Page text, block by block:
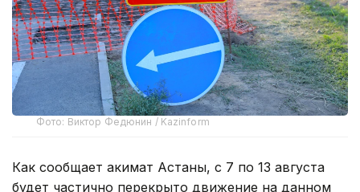
Фото: Виктор Федюнин / Kazinform
Как сообщает акимат Астаны, с 7 по 13 августа
будет частично перекрыто движение на данном